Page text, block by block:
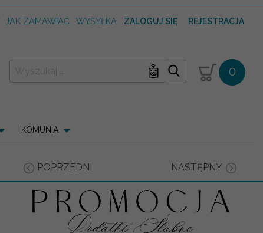
JAK ZAMAWIAĆ WYSYŁKA ZALOGUJ SIĘ REJESTRACJA
🤖 0
KOMUNIA
POPRZEDNI NASTĘPNY